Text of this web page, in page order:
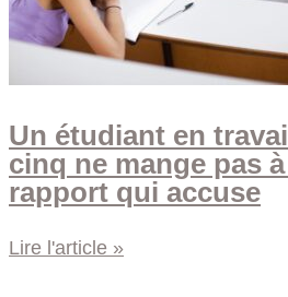
Un étudiant en
cinq ne mange pas
rapport qui accuse
Lire l'article »